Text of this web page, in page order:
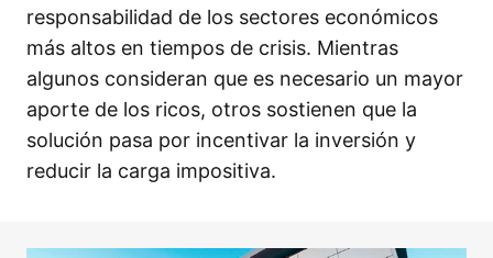
responsabilidad de los sectores económicos
más altos en tiempos de crisis. Mientras
algunos consideran que es necesario un mayor
aporte de los ricos, otros sostienen que la
solución pasa por incentivar la inversión y
reducir la carga impositiva.​